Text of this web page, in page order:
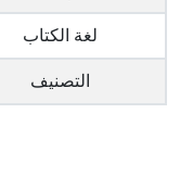
لغة الكتاب
التصنيف